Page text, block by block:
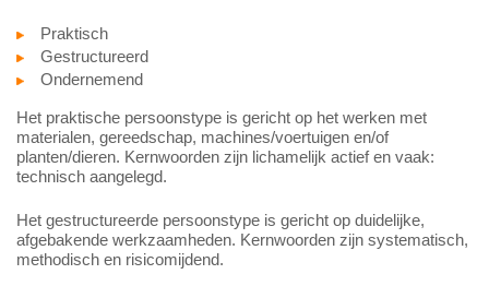
Praktisch
Gestructureerd
Ondernemend
Het praktische persoonstype is gericht op het werken met
materialen, gereedschap, machines/voertuigen en/of
planten/dieren. Kernwoorden zijn lichamelijk actief en vaak:
technisch aangelegd.
Het gestructureerde persoonstype is gericht op duidelijke,
afgebakende werkzaamheden. Kernwoorden zijn systematisch,
methodisch en risicomijdend.